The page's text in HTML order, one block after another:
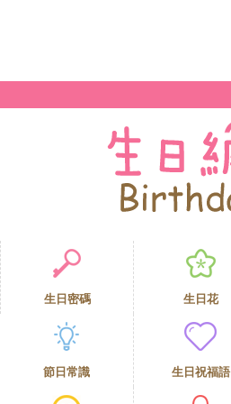
生日密碼 生日花
節日常識 生日祝福語